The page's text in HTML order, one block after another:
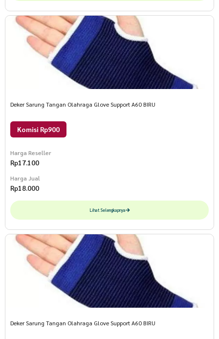
Deker Sarung Tangan Olahraga Glove Support A60 BIRU
Komisi Rp900
Harga Reseller
Rp17.100
Harga Jual
Rp18.000
Lihat Selengkapnya
Deker Sarung Tangan Olahraga Glove Support A60 BIRU